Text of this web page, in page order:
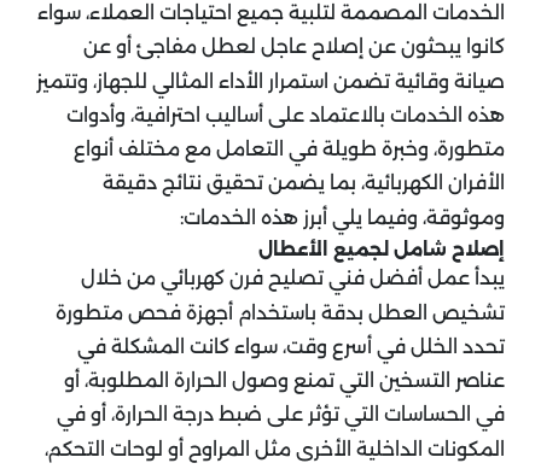
الخدمات المصممة لتلبية جميع احتياجات العملاء، سواء
كانوا يبحثون عن إصلاح عاجل لعطل مفاجئ أو عن
صيانة وقائية تضمن استمرار الأداء المثالي للجهاز، وتتميز
هذه الخدمات بالاعتماد على أساليب احترافية، وأدوات
متطورة، وخبرة طويلة في التعامل مع مختلف أنواع
الأفران الكهربائية، بما يضمن تحقيق نتائج دقيقة
وموثوقة، وفيما يلي أبرز هذه الخدمات:
إصلاح شامل لجميع الأعطال
يبدأ عمل أفضل فني تصليح فرن كهربائي من خلال
تشخيص العطل بدقة باستخدام أجهزة فحص متطورة
تحدد الخلل في أسرع وقت، سواء كانت المشكلة في
عناصر التسخين التي تمنع وصول الحرارة المطلوبة، أو
في الحساسات التي تؤثر على ضبط درجة الحرارة، أو في
المكونات الداخلية الأخرى مثل المراوح أو لوحات التحكم،